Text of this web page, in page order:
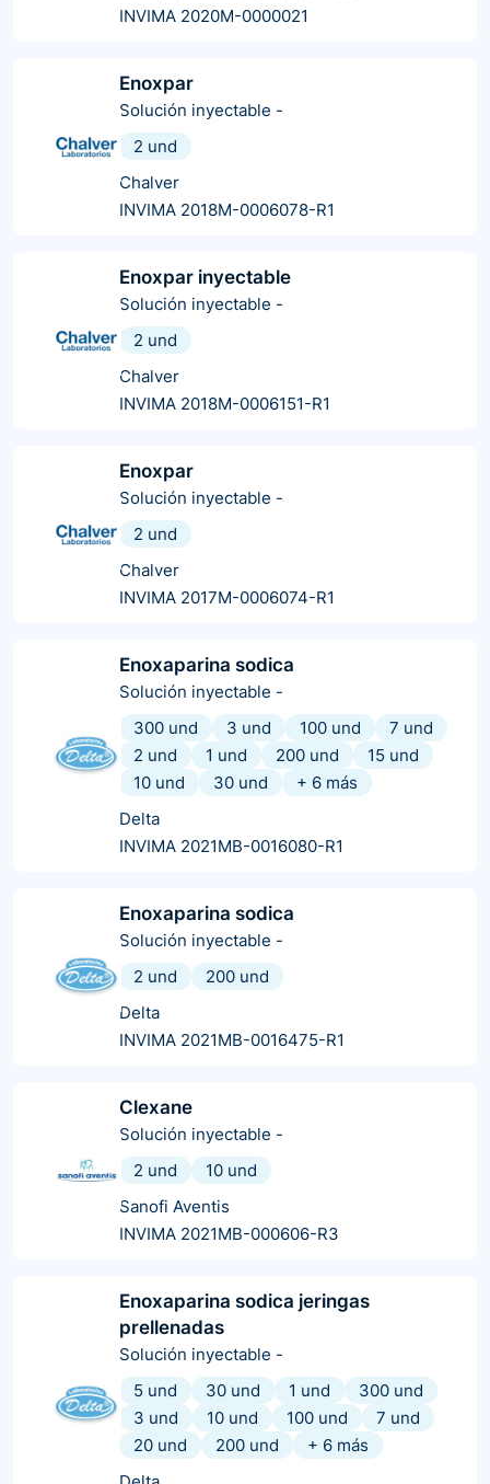
INVIMA 2020M-0000021
Enoxpar
Solución inyectable -
2 und
Chalver
INVIMA 2018M-0006078-R1
Enoxpar inyectable
Solución inyectable -
2 und
Chalver
INVIMA 2018M-0006151-R1
Enoxpar
Solución inyectable -
2 und
Chalver
INVIMA 2017M-0006074-R1
Enoxaparina sodica
Solución inyectable -
300 und
3 und 100 und
7 und
2 und
1 und 200 und
15 und
10 und
30 und + 6 más
Delta
INVIMA 2021MB-0016080-R1
Enoxaparina sodica
Solución inyectable -
2 und
200 und
Delta
INVIMA 2021MB-0016475-R1
Clexane
Solución inyectable -
2 und
10 und
Sanofi Aventis
INVIMA 2021MB-000606-R3
Enoxaparina sodica jeringas
prellenadas
Solución inyectable -
5 und
30 und 1 und
300 und
3 und
10 und 100 und
7 und
20 und
200 und + 6 más